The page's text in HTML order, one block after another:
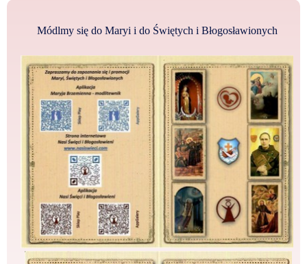
Módlmy się do Maryi i do Świętych i Błogosławionych